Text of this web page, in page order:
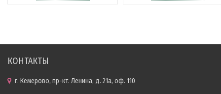
КОНТАКТЫ
г. Кемерово, пр-кт. Ленина, д. 21а, оф. 110